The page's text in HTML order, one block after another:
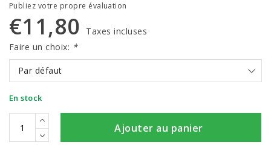
Publiez votre propre évaluation
€11,80
Taxes incluses
Faire un choix: *
Par défaut
En stock
Ajouter au panier